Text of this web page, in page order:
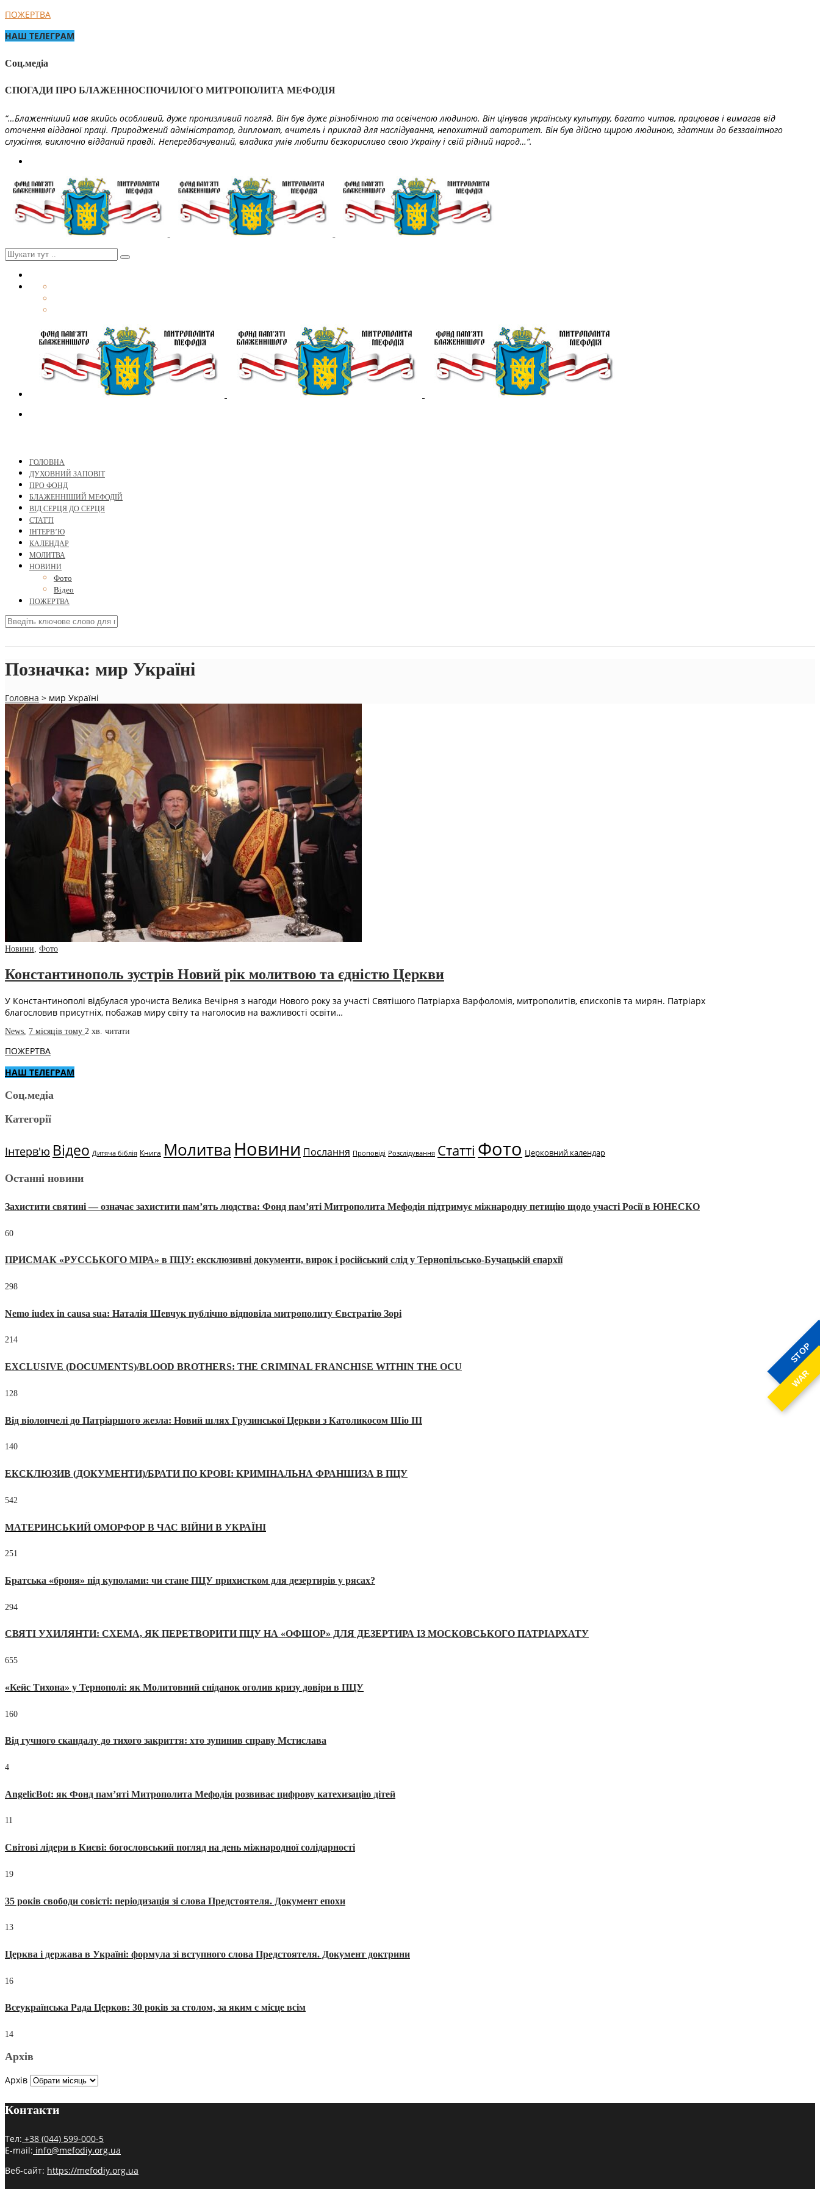
STOP
WAR
ПОЖЕРТВА
НАШ ТЕЛЕГРАМ
Соц.медіа
СПОГАДИ ПРО БЛАЖЕННОСПОЧИЛОГО МИТРОПОЛИТА МЕФОДІЯ
“…Блаженніший мав якийсь особливий, дуже пронизливий погляд. Він був дуже різнобічною та освіченою людиною. Він цінував українську культуру, багато читав, працював і вимагав від
оточення відданої праці. Природжений адміністратор, дипломат, вчитель і приклад для наслідування, непохитний авторитет. Він був дійсно щирою людиною, здатним до беззавітного
служіння, виключно відданий правді. Непередбачуваний, владика умів любити безкорисливо свою Україну і свій рідний народ…”.
ГОЛОВНА
ДУХОВНИЙ ЗАПОВІТ
ПРО ФОНД
БЛАЖЕННІШИЙ МЕФОДІЙ
ВІД СЕРЦЯ ДО СЕРЦЯ
СТАТТІ
ІНТЕРВ’Ю
КАЛЕНДАР
МОЛИТВА
НОВИНИ
Фото
Відео
ПОЖЕРТВА
Позначка: мир Україні
Головна > мир Україні
Новини, Фото
Константинополь зустрів Новий рік молитвою та єдністю Церкви
У Константинополі відбулася урочиста Велика Вечірня з нагоди Нового року за участі Святішого Патріарха Варфоломія, митрополитів, єпископів та мирян. Патріарх
благословив присутніх, побажав миру світу та наголосив на важливості освіти…
News, 7 місяців тому 2 хв. читати
ПОЖЕРТВА
НАШ ТЕЛЕГРАМ
Соц.медіа
Категорії
Інтерв'ю Відео Дитяча біблія Книга МолитваНовини Послання Проповіді Розслідування Статті Фото Церковний календар
Останні новини
Захистити святині — означає захистити пам’ять людства: Фонд пам’яті Митрополита Мефодія підтримує міжнародну петицію щодо участі Росії в ЮНЕСКО
60
ПРИСМАК «РУССЬКОГО МІРА» в ПЦУ: ексклюзивні документи, вирок і російський слід у Тернопільсько-Бучацькій єпархії
298
Nemo iudex in causa sua: Наталія Шевчук публічно відповіла митрополиту Євстратію Зорі
214
EXCLUSIVE (DOCUMENTS)/BLOOD BROTHERS: THE CRIMINAL FRANCHISE WITHIN THE OCU
128
Від віолончелі до Патріаршого жезла: Новий шлях Грузинської Церкви з Католикосом Шіо III
140
ЕКСКЛЮЗИВ (ДОКУМЕНТИ)/БРАТИ ПО КРОВІ: КРИМІНАЛЬНА ФРАНШИЗА В ПЦУ
542
МАТЕРИНСЬКИЙ ОМОРФОР В ЧАС ВІЙНИ В УКРАЇНІ
251
Братська «броня» під куполами: чи стане ПЦУ прихистком для дезертирів у рясах?
294
СВЯТІ УХИЛЯНТИ: СХЕМА, ЯК ПЕРЕТВОРИТИ ПЦУ НА «ОФШОР» ДЛЯ ДЕЗЕРТИРА ІЗ МОСКОВСЬКОГО ПАТРІАРХАТУ
655
«Кейс Тихона» у Тернополі: як Молитовний сніданок оголив кризу довіри в ПЦУ
160
Від гучного скандалу до тихого закриття: хто зупинив справу Мстислава
4
AngelicBot: як Фонд пам’яті Митрополита Мефодія розвиває цифрову катехизацію дітей
11
Світові лідери в Києві: богословський погляд на день міжнародної солідарності
19
35 років свободи совісті: періодизація зі слова Предстоятеля. Документ епохи
13
Церква і держава в Україні: формула зі вступного слова Предстоятеля. Документ доктрини
16
Всеукраїнська Рада Церков: 30 років за столом, за яким є місце всім
14
Архів
Архів
Контакти
Тел: +38 (044) 599-000-5
E-mail: info@mefodiy.org.ua
Веб-сайт: https://mefodiy.org.ua